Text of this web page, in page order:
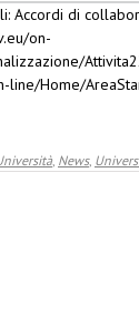
Accordi di
on-
line/Home/
, News,